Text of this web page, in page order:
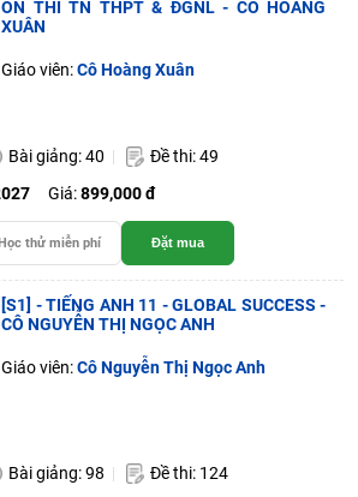
ÔN THI TN THPT & ĐGNL - CÔ HOÀNG
XUÂN
Giáo viên:Cô Hoàng Xuân
Bài giảng: 40
Đề thi: 49
Giá:899,000 đ
thử miễn phí Đặt mua
[S1] - TIẾNG ANH 11 - GLOBAL SUCCESS -
CÔ NGUYỄN THỊ NGỌC ANH
Giáo viên:Cô Nguyễn Thị Ngọc Anh
Bài giảng: 98 Đề thi: 124